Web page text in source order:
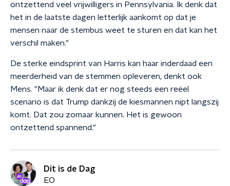
ontzettend veel vrijwilligers in Pennsylvania. Ik denk dat
het in de laatste dagen letterlijk aankomt op dat je
mensen naar de stembus weet te sturen en dat kan het
verschil maken."
De sterke eindsprint van Harris kan haar inderdaad een
meerderheid van de stemmen opleveren, denkt ook
Mens. "Maar ik denk dat er nog steeds een reëel
scenario is dat Trump dankzij de kiesmannen nipt langszij
komt. Dat zou zomaar kunnen. Het is gewoon
ontzettend spannend."
Dit is de Dag
EO